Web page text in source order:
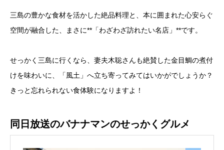
三島の豊かな食材を活かした絶品料理と、本に囲まれた心安らぐ
空間が融合した、まさに**「わざわざ訪れたい名店」**です。
せっかく三島に行くなら、妻夫木聡さんも絶賛した金目鯛の煮付
けを味わいに、「風土」へ立ち寄ってみてはいかがでしょうか？
きっと忘れられない食体験になりますよ！
同日放送のバナナマンのせっかくグルメ